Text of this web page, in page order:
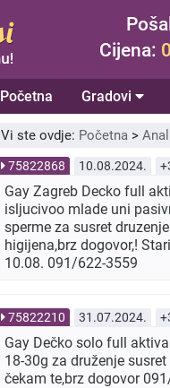
Cijena:
Početna Gradovi
Vi ste ovdje: Početna > Anal
75822868 10.08.2024.
Gay Zagreb Decko full
isljucivoo mlade uni
sperme za susret
higijena,brz dogovor,!
10.08. 091/622-3559
75822210 31.07.2024.
Gay Dečko solo full
18-30g za druženje
čekam te,brz dogovor